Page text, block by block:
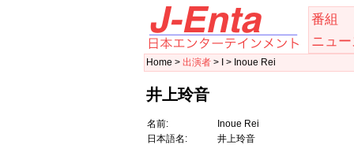
番組
ニュー
Home > 出演者 > I > Inoue Rei
井上玲音
名前:
Inoue Rei
日本語名:
井上玲音